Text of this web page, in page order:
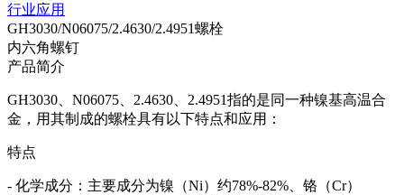
行业应用
GH3030/N06075/2.4630/2.4951螺栓
内六角螺钉
产品简介
GH3030、N06075、2.4630、2.4951指的是同一种镍基高温合
金，用其制成的螺栓具有以下特点和应用：
特点
- 化学成分：主要成分为镍（Ni）约78%-82%、铬（Cr）